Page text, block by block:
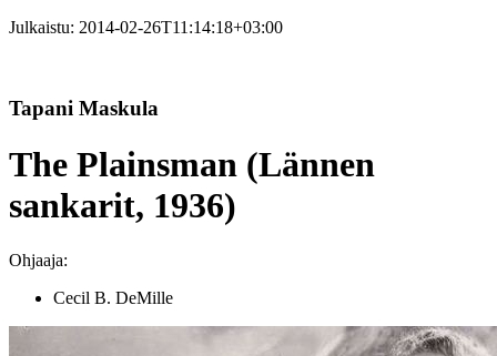
Julkaistu: 2014-02-26T11:14:18+03:00
Tapani Maskula
The Plainsman (Lännen
sankarit, 1936)
Ohjaaja:
Cecil B. DeMille